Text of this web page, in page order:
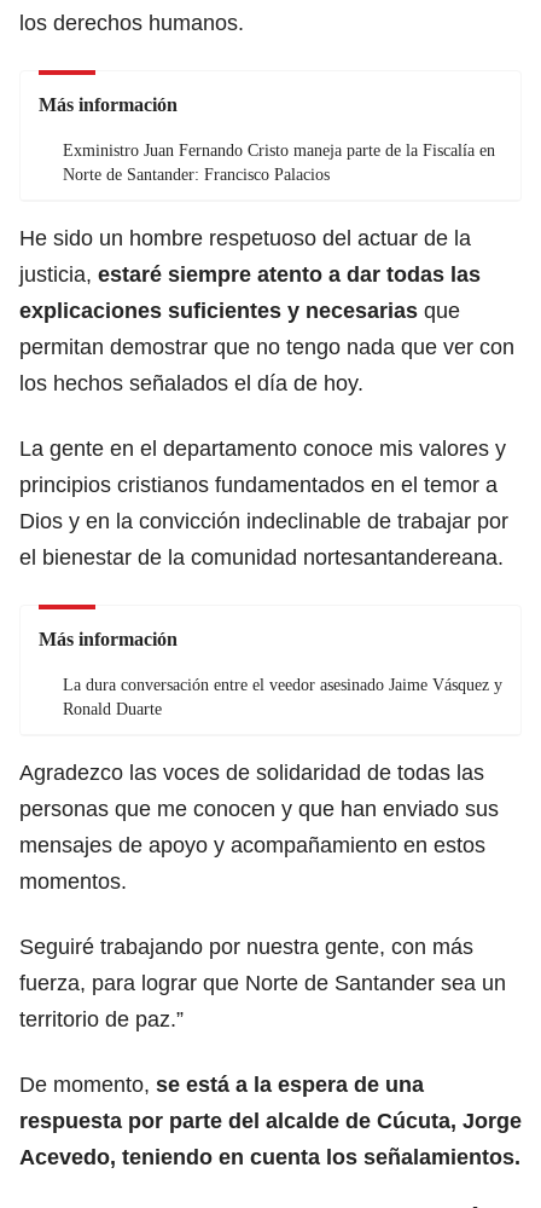
los derechos humanos.
Más información
Exministro Juan Fernando Cristo maneja parte de la Fiscalía en
Norte de Santander: Francisco Palacios
He sido un hombre respetuoso del actuar de la
justicia, estaré siempre atento a dar todas las
explicaciones suficientes y necesarias que
permitan demostrar que no tengo nada que ver con
los hechos señalados el día de hoy.
La gente en el departamento conoce mis valores y
principios cristianos fundamentados en el temor a
Dios y en la convicción indeclinable de trabajar por
el bienestar de la comunidad nortesantandereana.
Más información
La dura conversación entre el veedor asesinado Jaime Vásquez y
Ronald Duarte
Agradezco las voces de solidaridad de todas las
personas que me conocen y que han enviado sus
mensajes de apoyo y acompañamiento en estos
momentos.
Seguiré trabajando por nuestra gente, con más
fuerza, para lograr que Norte de Santander sea un
territorio de paz.”
De momento, se está a la espera de una
respuesta por parte del alcalde de Cúcuta, Jorge
Acevedo, teniendo en cuenta los señalamientos.